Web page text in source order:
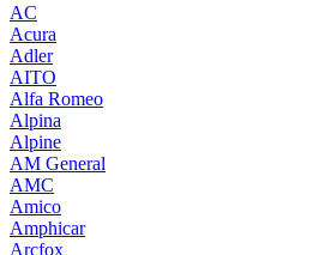
AC
Acura
Adler
AITO
Alfa Romeo
Alpina
Alpine
AM General
AMC
Amico
Amphicar
Arcfox